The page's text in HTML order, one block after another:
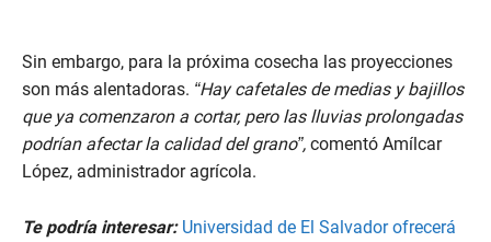
Sin embargo, para la próxima cosecha las proyecciones
son más alentadoras. “Hay cafetales de medias y bajillos
que ya comenzaron a cortar, pero las lluvias prolongadas
podrían afectar la calidad del grano”, comentó Amílcar
López, administrador agrícola.
Te podría interesar: Universidad de El Salvador ofrecerá